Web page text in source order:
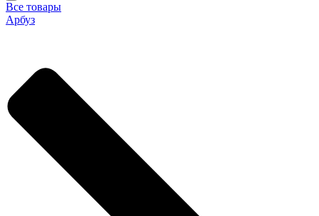
Все товары
Арбуз